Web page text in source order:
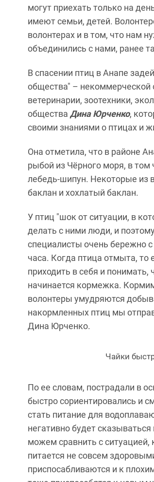
могут приехать только на
имеют семьи, детей.
волонтерах и в том, что нам
объединились с нами, ранее
В спасении птиц в Анапе
общества" – некоммерческой
ветеринарии, зоотехники,
общества Дина Юрченко,
своими знаниями о птицах и
Она отметила, что в районе
рыбой из Чёрного моря, в том
лебедь-шипун. Некоторые из
баклан и хохлатый баклан.
У птиц "шок от ситуации, в
делать с ними люди, и
специалисты очень бережно
часа. Когда птица отмыта,
приходить в себя и
начинается кормежка.
волонтеры умудряются
накормленных птиц мы
Дина Юрченко.
Чайки
По ее словам, пострадали в
быстро сориентировались и
стать питание для
негативно будет
можем сравнить с
питается не совсем
приспосабливаются и к